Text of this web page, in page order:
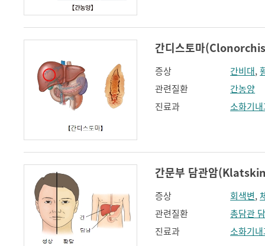
간디스토마
증상 간비대,
관련질환
간농양
진료과
소화기
간문부 담관암
증상 회색변,
관련질환
총담관
진료과
소화기